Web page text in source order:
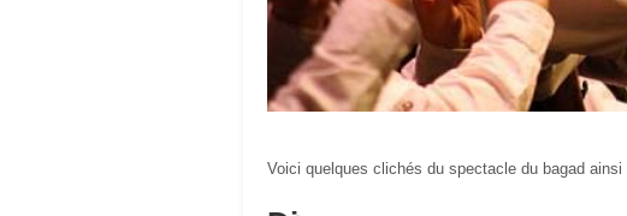
Voici quelques clichés du spectacle du bagad